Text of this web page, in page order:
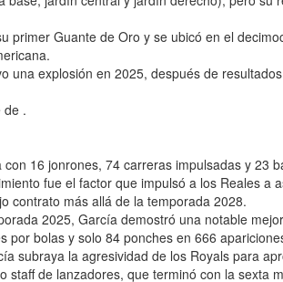
primer Guante de Oro y se ubicó en el
una explosión en 2025, después de
de .
16 jonrones, 74 carreras impulsadas y 23
fue el factor que impulsó a los Reales a
contrato más allá de la temporada 2028.
2025, García demostró una notable
por bolas y solo 84 ponches en 666
subraya la agresividad de los Royals para
staff de lanzadores, que terminó con la sexta